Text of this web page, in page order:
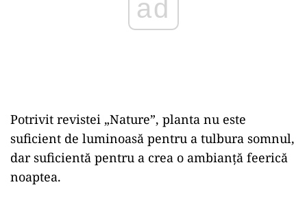
Potrivit revistei „Nature”, planta nu este
suficient de luminoasă pentru a tulbura somnul,
dar suficientă pentru a crea o ambianță feerică
noaptea.